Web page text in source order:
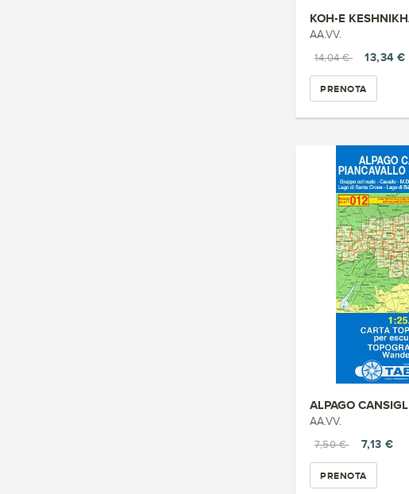
KOH-E
AA.VV.
14,04 €
13,34 €
PRENOTA
AA.VV.
7,50 €
7,13 €
PRENOTA